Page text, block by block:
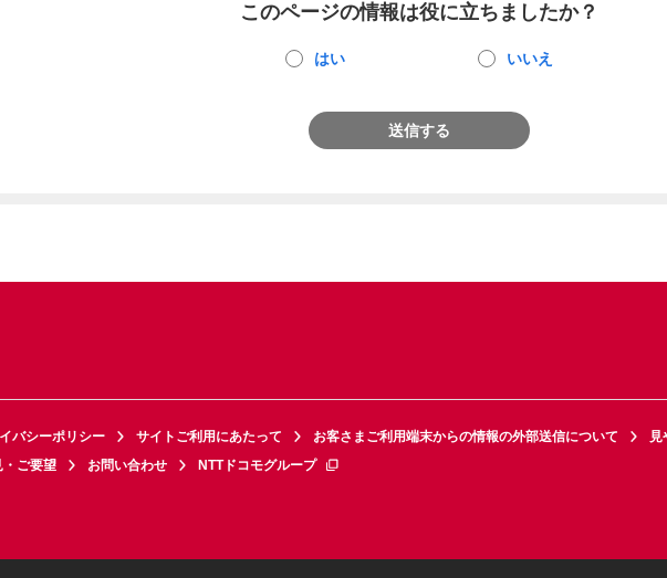
このページの情報は役に立ちましたか？
はい いいえ
送信する
バシーポリシー サイトご利用にあたって お客さまご利用端末からの情報の外部送信について
見
・ご要望 お問い合わせ NTTドコモグループ